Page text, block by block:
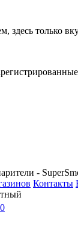
здесь только
-
Контакты